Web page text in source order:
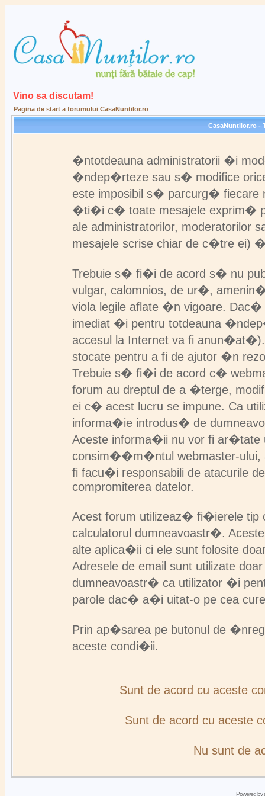
Vino sa discutam!
Pagina de start a forumului CasaNuntilor.ro
CasaNuntilor.ro -
�ntotdeauna administratorii �i
�ndep�rteze sau s� modifice
este imposibil s� parcurg�
�ti�i c� toate mesajele exprim�
ale administratorilor,
mesajele scrise chiar de c�tre ei)
Trebuie s� fi�i de acord s� nu
vulgar, calomnios, de ur�,
viola legile aflate �n vigoare.
imediat �i pentru totdeauna
accesul la Internet va fi
stocate pentru a fi de ajutor �n
Trebuie s� fi�i de acord c�
forum au dreptul de a �terge,
ei c� acest lucru se impune. Ca
informa�ie introdus� de
Aceste informa�ii nu vor fi
consim��m�ntul webmaster-ului,
fi facu�i responsabili de atacurile
compromiterea datelor.
Acest forum utilizeaz� fi�ierele tip
calculatorul dumneavoastr�.
alte aplica�ii ci ele sunt folosite
Adresele de email sunt utilizate
dumneavoastr� ca utilizator �i
parole dac� a�i uitat-o pe cea
Prin ap�sarea pe butonul de
aceste condi�ii.
Sunt de acord cu aceste
Sunt de acord cu
Nu sunt de
Powered by